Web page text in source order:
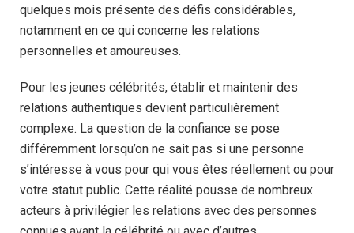
quelques mois présente des défis considérables,
notamment en ce qui concerne les relations
personnelles et amoureuses.
Pour les jeunes célébrités, établir et maintenir des
relations authentiques devient particulièrement
complexe. La question de la confiance se pose
différemment lorsqu’on ne sait pas si une personne
s’intéresse à vous pour qui vous êtes réellement ou pour
votre statut public. Cette réalité pousse de nombreux
acteurs à privilégier les relations avec des personnes